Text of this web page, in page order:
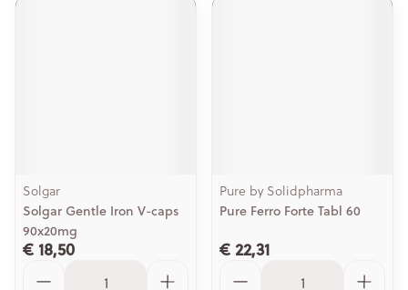
Solgar
Solgar Gentle Iron V-caps
90x20mg
€ 18,50
Pure by Solidpharma
Pure Ferro Forte Tabl 60
€ 22,31